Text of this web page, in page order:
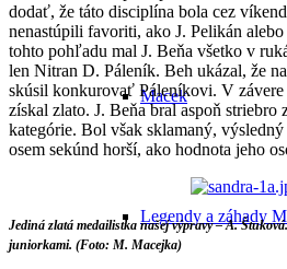
Macek
Legendy a záhady
dodať, že táto disciplína bola cez
nenastúpili favoriti, ako J. Pelikán
tohto pohľadu mal J. Beňa všetko v
len Nitran D. Páleník. Beh ukázal, že
skúsil konkurovať Páleníkovi. V závere
získal zlato. J. Beňa bral aspoň striebro
kategórie. Bol však sklamaný,
osem sekúnd horší, ako hodnota jeho
Jediná zlatá medailistka našej výpravy – A.
juniorkami. (Foto: M. Macejka)